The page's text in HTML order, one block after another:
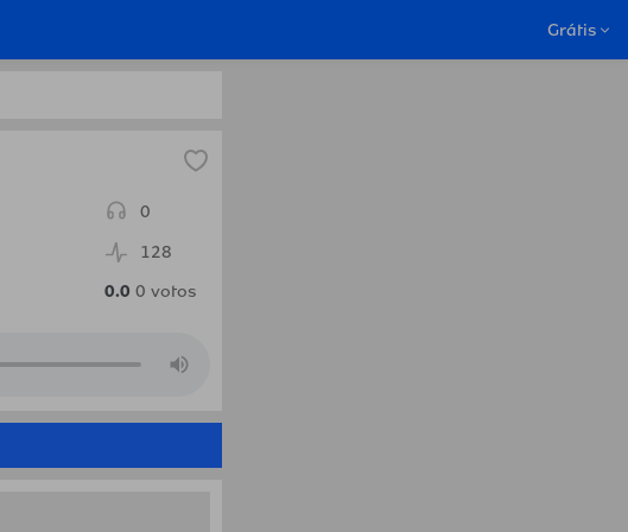
Grátis
0
128
0.0 0 votos